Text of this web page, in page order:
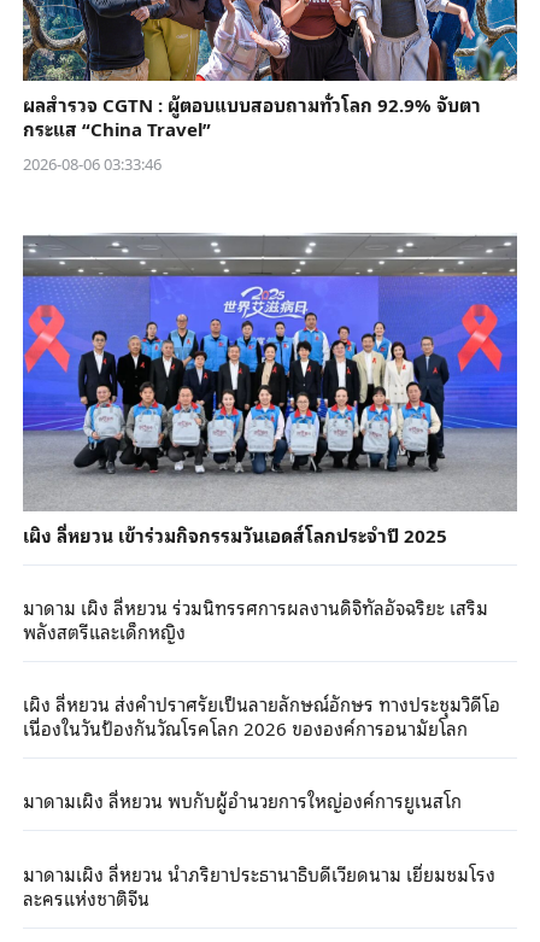
ผลสำรวจ CGTN : ผู้ตอบแบบสอบถามทั่วโลก 92.9% จับตา
กระแส “China Travel”
2026-08-06 03:33:46
เผิง ลี่หยวน เข้าร่วมกิจกรรมวันเอดส์โลกประจำปี 2025
มาดาม เผิง ลี่หยวน ร่วมนิทรรศการผลงานดิจิทัลอัจฉริยะ เสริม
พลังสตรีและเด็กหญิง
เผิง ลี่หยวน ส่งคำปราศรัยเป็นลายลักษณ์อักษร ทางประชุมวิดีโอ
เนื่องในวันป้องกันวัณโรคโลก 2026 ขององค์การอนามัยโลก
มาดามเผิง ลี่หยวน พบกับผู้อำนวยการใหญ่องค์การยูเนสโก
มาดามเผิง ลี่หยวน นำภริยาประธานาธิบดีเวียดนาม เยี่ยมชมโรง
ละครแห่งชาติจีน